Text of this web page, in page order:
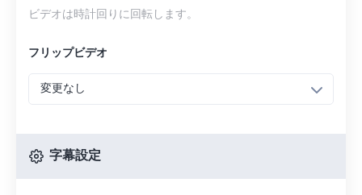
ビデオは時計回りに回転します。
フリップビデオ
変更なし
字幕設定